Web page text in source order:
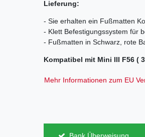
Lieferung:
- Sie erhalten ein Fußmatten
- Klett Befestigungssystem für
- Fußmatten in Schwarz, rote
Kompatibel mit Mini III F56 (
Mehr Informationen zum EU